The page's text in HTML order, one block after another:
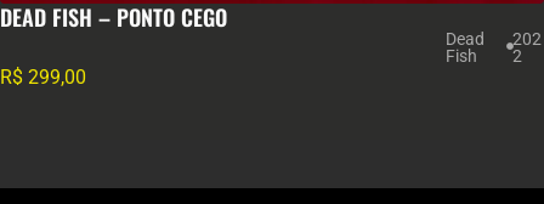
DEAD FISH – PONTO CEGO
Dead
Fish
202
2
R$ 299,00